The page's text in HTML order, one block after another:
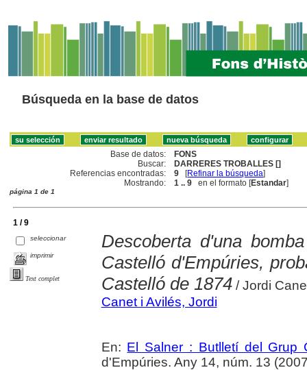
Búsqueda en la base de datos
Base de datos:
FONS
Buscar:
DARRERES TROBALLES []
Referencias encontradas:
9 [Refinar la búsqueda]
Mostrando:
1 .. 9 en el formato [Estandar]
página 1 de 1
1 / 9
seleccionar
imprimir
Text complet
Descoberta d'una
Castelló d'Empúries,
Castelló de 1874/ Jordi
Canet i Avilés, Jordi
En: El Salner : Butlletí del Grup
d'Empúries. Any 14, núm. 13